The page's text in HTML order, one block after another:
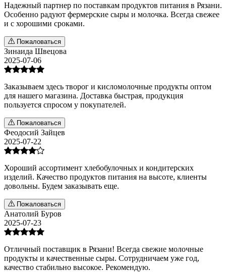
Надежный партнер по поставкам продуктов питания в Рязани.
Особенно радуют фермерские сыры и молочка. Всегда свежее
и с хорошими сроками.
Пожаловаться
Зинаида Швецова
2025-07-06
Заказываем здесь творог и кисломолочные продукты оптом
для нашего магазина. Доставка быстрая, продукция
пользуется спросом у покупателей.
Пожаловаться
Феодосий Зайцев
2025-07-22
Хороший ассортимент хлебобулочных и кондитерских
изделий. Качество продуктов питания на высоте, клиенты
довольны. Будем заказывать еще.
Пожаловаться
Анатолий Буров
2025-07-23
Отличный поставщик в Рязани! Всегда свежие молочные
продукты и качественные сыры. Сотрудничаем уже год,
качество стабильно высокое. Рекомендую.